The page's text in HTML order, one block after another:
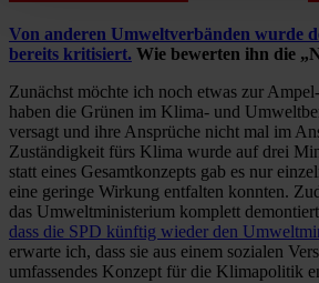
Von anderen Umweltverbänden wurde
bereits kritisiert. Wie bewerten ihn die
Zunächst möchte ich noch etwas zur
haben die Grünen im Klima- und
versagt und ihre Ansprüche nicht mal im
Zuständigkeit fürs Klima wurde auf drei
statt eines Gesamtkonzepts gab es nur
eine geringe Wirkung entfalten konnten.
das Umweltministerium komplett
dass die SPD künftig wieder den
erwarte ich, dass sie aus einem sozialen
umfassendes Konzept für die Klimapolitik